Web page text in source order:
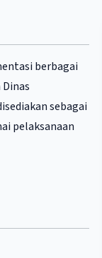
berbagai
sebagai
pelaksanaan